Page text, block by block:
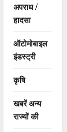
अपराध /
हादसा
ऑटोमोबाइल
इंडस्ट्री
कृषि
खबरें अन्य
राज्यों की